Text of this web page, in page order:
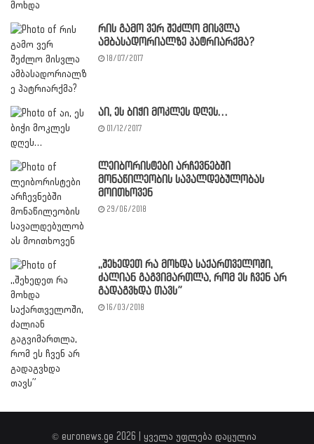
რის გამო ვერ შეძლო მისვლა
ამბასადორიალზე პატრიარქმა?
18/07/2017
აი, ეს ბიჭი მოკლეს დღეს…
01/12/2017
ლეიბორისტები არჩევნებში
მონაწილეობის სავალდებულობას
მოითხოვენ
29/06/2018
,,შეხედეთ რა მოხდა საქართველოში,
ძალიან გაგვიმართლა, რომ ეს ჩვენ არ
გადაგვხდა თავს”
16/03/2018
© euronews.ge 2026 | ყველა უფლება დაცულია